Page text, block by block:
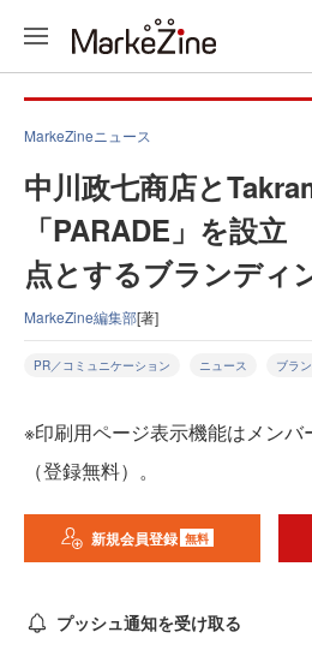
MarkeZineニュース
中川政七商店と
「PARADE」を設
点とするブランディ
MarkeZine編集部[著]
PR／コミュニケーション ニュース ブラ
※印刷用ページ表示機能はメンバ
（登録無料）。
新規会員登録 無料
プッシュ通知を受け取る